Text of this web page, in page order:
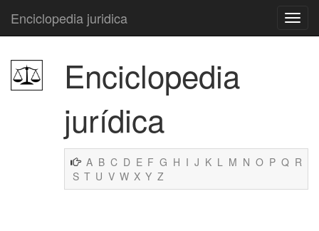
Enciclopedia juridica
Enciclopedia
jurídica
A B C D E F G H I J K L M N O P Q R
S T U V W X Y Z